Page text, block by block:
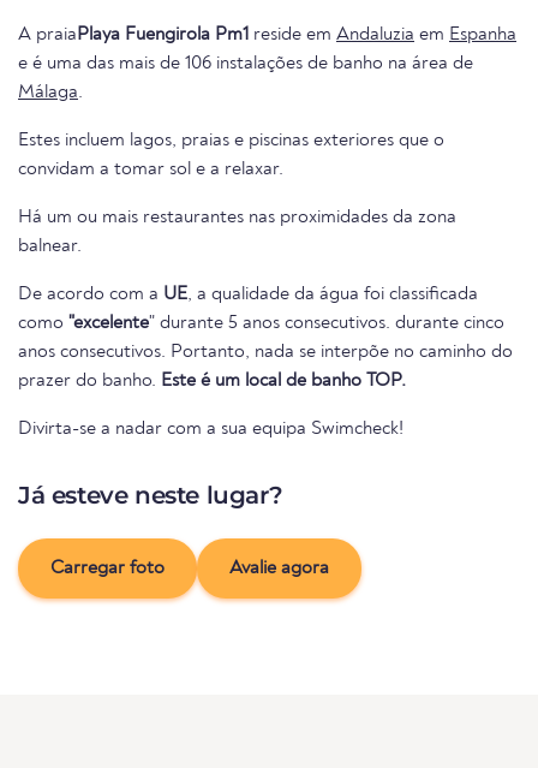
A praia Playa Fuengirola Pm1 reside em Andaluzia em Espanha
e é uma das mais de 106 instalações de banho na área de
Málaga.
Estes incluem lagos, praias e piscinas exteriores que o
convidam a tomar sol e a relaxar.
Há um ou mais restaurantes nas proximidades da zona
balnear.
De acordo com a UE, a qualidade da água foi classificada
como "excelente" durante 5 anos consecutivos. durante cinco
anos consecutivos. Portanto, nada se interpõe no caminho do
prazer do banho. Este é um local de banho TOP.
Divirta-se a nadar com a sua equipa Swimcheck!
Já esteve neste lugar?
Carregar foto Avalie agora